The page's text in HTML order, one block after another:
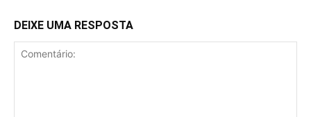
DEIXE UMA RESPOSTA